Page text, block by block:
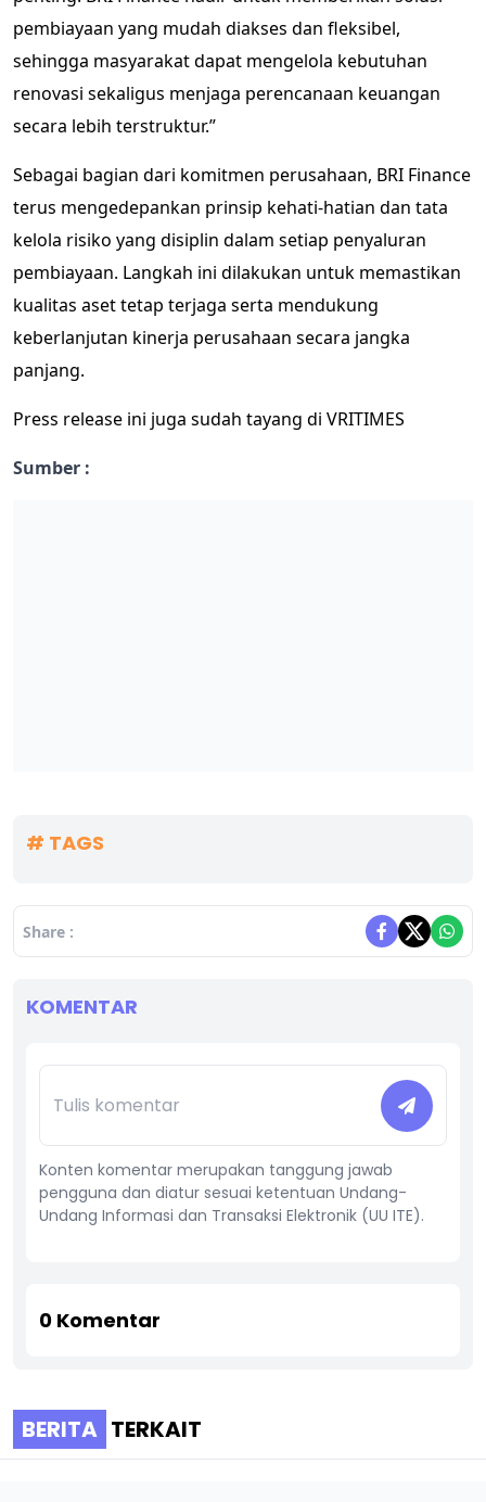
pembiayaan yang mudah diakses dan fleksibel,
sehingga masyarakat dapat mengelola kebutuhan
renovasi sekaligus menjaga perencanaan keuangan
secara lebih terstruktur.”
Sebagai bagian dari komitmen perusahaan, BRI Finance
terus mengedepankan prinsip kehati-hatian dan tata
kelola risiko yang disiplin dalam setiap penyaluran
pembiayaan. Langkah ini dilakukan untuk memastikan
kualitas aset tetap terjaga serta mendukung
keberlanjutan kinerja perusahaan secara jangka
panjang.
Press release ini juga sudah tayang di VRITIMES
Sumber :
# TAGS
Share :
KOMENTAR
Konten komentar merupakan tanggung jawab
pengguna dan diatur sesuai ketentuan Undang-
Undang Informasi dan Transaksi Elektronik (UU ITE).
0 Komentar
BERITA TERKAIT